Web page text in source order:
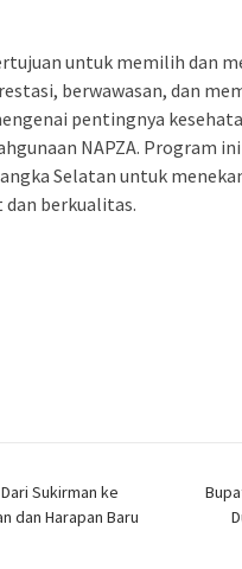
untuk memilih dan
berwawasan, dan
pentingnya
NAPZA. Program
Selatan untuk
dan berkualitas.
Sukirman ke
dan Harapan Baru